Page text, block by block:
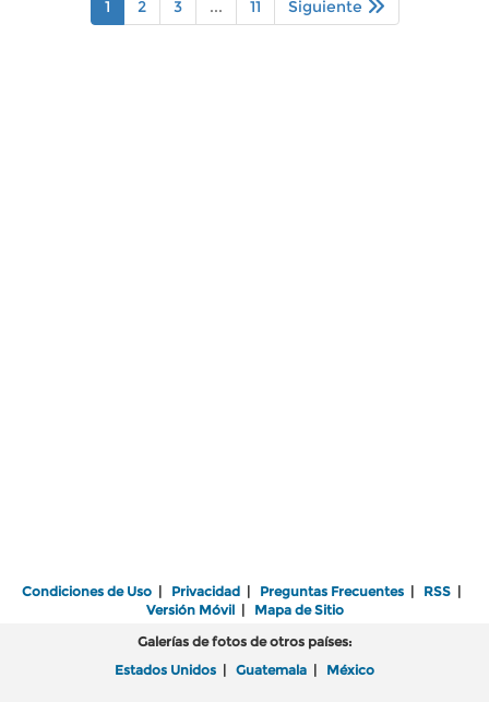
1 2 3 ... 11 Siguiente
Condiciones de Uso | Privacidad | Preguntas Frecuentes | RSS |
Versión Móvil| Mapa de Sitio
Galerías de fotos de otros países:
Estados Unidos | Guatemala | México